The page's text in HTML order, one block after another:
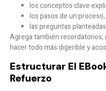
los conceptos clave
los pasos de un proceso,
las preguntas
Agrega también
hacer todo más digerible y
Estructurar El
Refuerzo